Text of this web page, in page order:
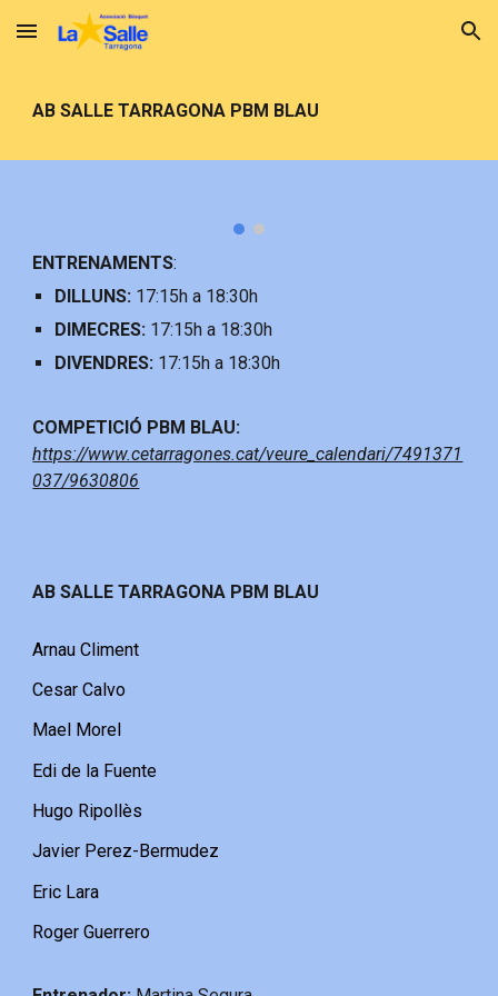
Skip to main content Skip to navigation
AB SALLE TARRAGONA PBM BLAU
ENTRENAMENTS:
DILLUNS: 17:15h a 18:30h
DIMECRES: 17:15h a 18:30h
DIVENDRES: 17:15h a 18:30h
COMPETICIÓ PBM BLAU:
https://www.cetarragones.cat/veure_calendari/7491371
037/9630806
AB SALLE TARRAGONA PBM BLAU
Arnau Climent
Cesar Calvo
Mael Morel
Edi de la Fuente
Hugo Ripollès
Javier Perez-Bermudez
Eric Lara
Roger Guerrero